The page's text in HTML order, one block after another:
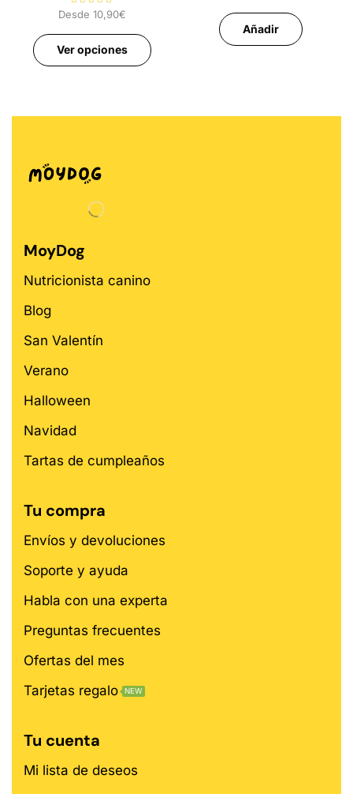
Desde 10,90€
Ver opciones
Añadir
MoyDog
Nutricionista canino
Blog
San Valentín
Verano
Halloween
Navidad
Tartas de cumpleaños
Tu compra
Envíos y devoluciones
Soporte y ayuda
Habla con una experta
Preguntas frecuentes
Ofertas del mes
Tarjetas regalo
NEW
Tu cuenta
Mi lista de deseos